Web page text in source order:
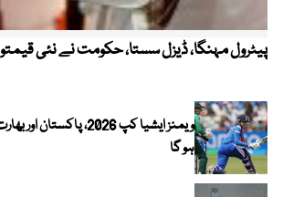
پیٹرول مہنگا، ڈیزل سستا، حکومت نے نئی
ویمنز ایشیا کپ 2026،
ہو گا